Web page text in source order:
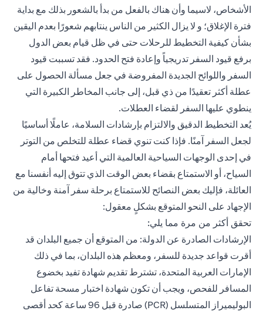
الأشخاص، لاسيما وأن هناك بالفعل من بدأ بالشعور بذلك مع بداية
فترة الإغلاق؛ و لا يزال الكثير من الناس ينتابهم شعورًا بعدم اليقين
بشأن كيفية التخطيط للرحلات حتى في ظل قيام بعض الدول
برفع قيود السفر تدريجياً وإعادة فتح الحدود. فقد تسببت قيود
السفر واللوائح الجديدة المفروضة في جعل مسألة الحصول على
عطلة أكثر تعقيدًا من ذي قبل، إلى جانب المخاطر الكبيرة التي
ينطوي عليها السفر لقضاء العطلات.
يُعد التخطيط الدقيق والالتزام بإرشادات السلامة، عاملًا أساسيًا
لجعل السفر آمنًا. فإذا كنت تنوي قضاء عطلة للتخلص من التوتر
في إحدى الوجهات السياحية العالمية التي أعيد فتحها أمام
السياح، أو الاستمتاع بقضاء بعض الوقت الذي تتوق إليه أنفسنا مع
العائلة، فإليك بعض النصائح للاستمتاع برحلة سفر آمنة وخالية من
الإجهاد على النحو المتوقع بشكلٍ معقول:
تحقق أكثر من مرة مما يلي:
الإرشادات الصادرة عن الدولة: من المتوقع أن جميع البلدان قد
أقرت قواعد جديدة للسفر، ومعظم هذه البلدان، بما في ذلك
الإمارات العربية المتحدة، تشترط تقديم شهادة تفيد بخضوع
المسافر للفحص، ويجب أن تكون شهادة اختبار مسحة تفاعل
البوليميراز المتسلسل (PCR) صادرة قبل 96 ساعة كحد أقصى